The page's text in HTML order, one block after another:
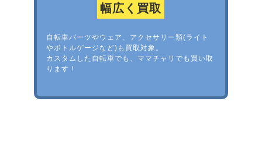
幅広く買取
自転車パーツやウェア、アクセサリー類(ライト
やボトルゲージなど)も買取対象。
カスタムした自転車でも、ママチャリでも買い取
ります！